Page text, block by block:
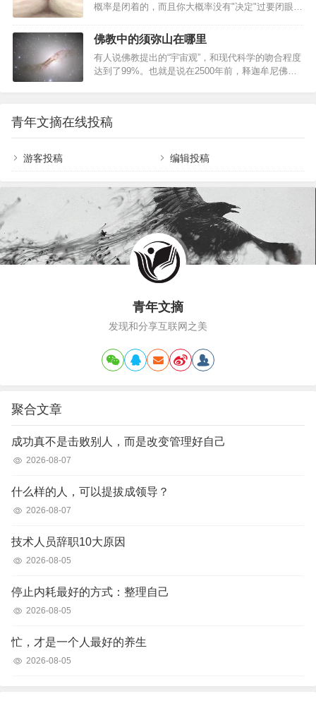
期的生活点滴常常像过眼云烟一样迅速消散。 为什
么大脑会主动遗忘3岁前所有记忆痕迹？…
概率是闭着的，而且你大概率没有"决定"过要闭眼，
又不是怕看到对方近在咫尺的脸。好吧，也许贴着
一张大脸确实有点吓人。 为什么接吻时会不自觉地
闭上眼睛？ 其实真正的原因，还要从大脑说起。 大
脑是…
佛教中的须弥山在哪里
有人说佛教提出的“宇宙观”，和现代科学的吻合程度
达到了99%。也就是说在2500年前，释迦牟尼佛在
个娑婆世界由十亿个小世界组成。科学家靠着科学
仪器向外探索宇宙，佛陀靠觉知向内洞见宇宙，虽
然二者路径不同，但是看到的真相，却达成了跨越
千年的共鸣，这简直太神奇了。那我们今天就来看
么？我们看到的和看不到的世界，或许在这一刻全
部明…
青年文摘在线投稿
游客投稿 编辑投稿
青年文摘
发现和分享互联网之美
聚合文章
成功真不是击败别人，而是改变管理好自己
2026-08-07
什么样的人，可以提拔成领导？
2026-08-07
技术人员辞职10大原因
2026-08-05
停止内耗最好的方式：整理自己
2026-08-05
忙，才是一个人最好的养生
2026-08-05